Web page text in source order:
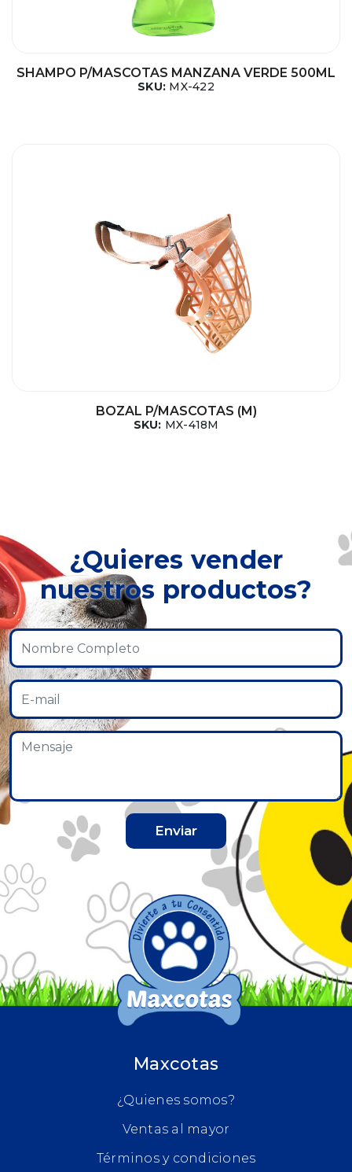
SHAMPO P/MASCOTAS MANZANA VERDE 500ML
SKU: MX-422
BOZAL P/MASCOTAS (M)
SKU: MX-418M
¿Quieres vender
nuestros productos?
Enviar
Maxcotas
¿Quienes somos?
Ventas al mayor
Términos y condiciones